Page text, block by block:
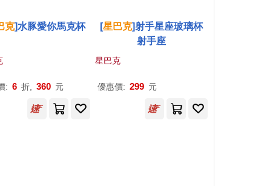
克]水豚愛你馬克杯
: 6 折, 360 元
[星巴克]射手星座玻璃杯
射手座
星巴克
優惠價: 299 元